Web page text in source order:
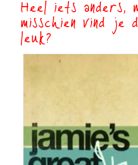
Heel iets anders,
misschien vind je
leuk?